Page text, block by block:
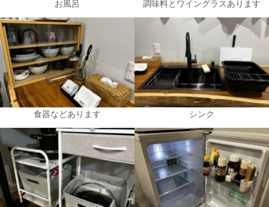
お風呂 調味料とワイングラスあります
食器などあります シンク